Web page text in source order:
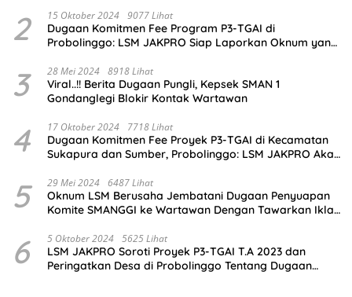
2 15 Oktober 2024 9077 Lihat
Dugaan Komitmen Fee Program P3-TGAI di
Probolinggo: LSM JAKPRO Siap Laporkan Oknum yang
3 28 Mei 2024 8918 Lihat
Viral..!! Berita Dugaan Pungli, Kepsek SMAN 1
Gondanglegi Blokir Kontak Wartawan
4 17 Oktober 2024 7718 Lihat
Dugaan Komitmen Fee Proyek P3-TGAI di Kecamatan
Sukapura dan Sumber, Probolinggo: LSM JAKPRO Akan
5 29 Mei 2024 6487 Lihat
Oknum LSM Berusaha Jembatani Dugaan Penyuapan
Komite SMANGGI ke Wartawan Dengan Tawarkan Iklan
6 5 Oktober 2024 5625 Lihat
LSM JAKPRO Soroti Proyek P3-TGAI T.A 2023 dan
Peringatkan Desa di Probolinggo Tentang Dugaan